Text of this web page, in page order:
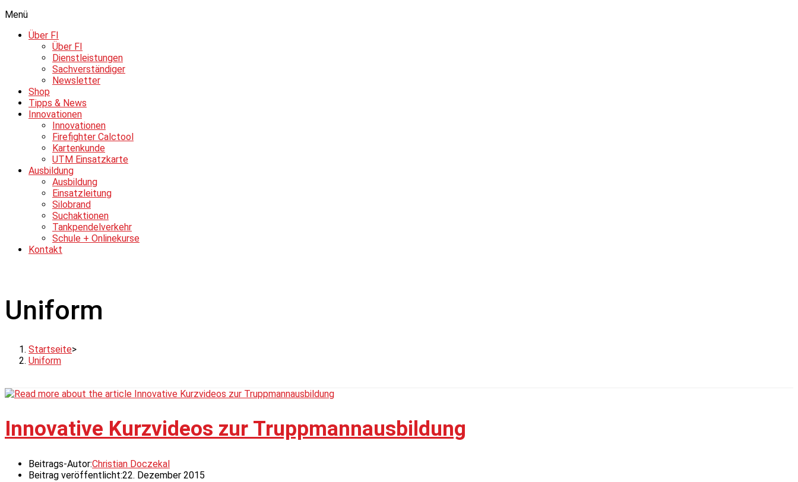
Menü
Über FI
Über FI
Dienstleistungen
Sachverständiger
Newsletter
Shop
Tipps & News
Innovationen
Innovationen
Firefighter Calctool
Kartenkunde
UTM Einsatzkarte
Ausbildung
Ausbildung
Einsatzleitung
Silobrand
Suchaktionen
Tankpendelverkehr
Schule + Onlinekurse
Kontakt
Uniform
Startseite>
Uniform
Innovative Kurzvideos zur Truppmannausbildung
Beitrags-Autor:Christian Doczekal
Beitrag veröffentlicht:22. Dezember 2015